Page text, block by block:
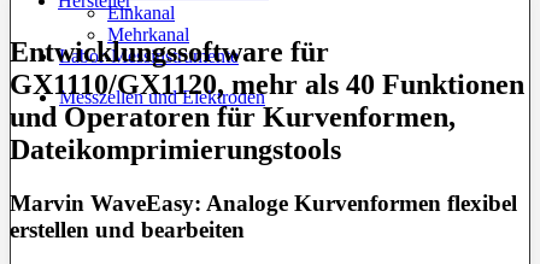
Einkanal
Mehrkanal
Labor-Messinstrumente
Messzellen und Elektroden
Entwicklungssoftware für
GX1110/GX1120, mehr als 40 Funktionen
und Operatoren für Kurvenformen,
Dateikomprimierungstools
Marvin WaveEasy: Analoge Kurvenformen flexibel
erstellen und bearbeiten